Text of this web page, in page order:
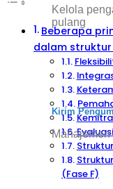
Kelola
pulang
Kirim
Manajemen
Beberapa
dalam struktur
(Fase F)